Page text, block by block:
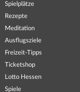
Spielplätze
Rezepte
Meditation
Ausflugsziele
Freizeit-Tipps
Ticketshop
Lotto Hessen
Spiele